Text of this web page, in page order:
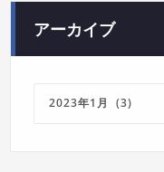
アーカイブ